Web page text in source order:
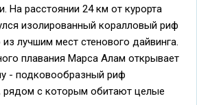
На расстоянии 24 км от курорта
изолированный коралловый риф
лучшим мест стенового дайвинга.
плавания Марса Алам открывает
- подковообразный риф
с которым обитают целые